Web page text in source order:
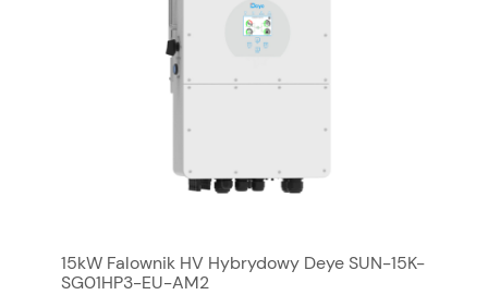
15kW Falownik HV Hybrydowy Deye SUN-15K-
SG01HP3-EU-AM2